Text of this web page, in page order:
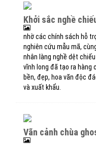
khởi sắc nghề
nhờ các chính sách hỗ
nghiên cứu mẫu mã,
nhân làng nghề dệt
vĩnh long đã tạo ra hàng
bền, đẹp, hoa văn độc
và xuất khẩu.
vãn cảnh chùa